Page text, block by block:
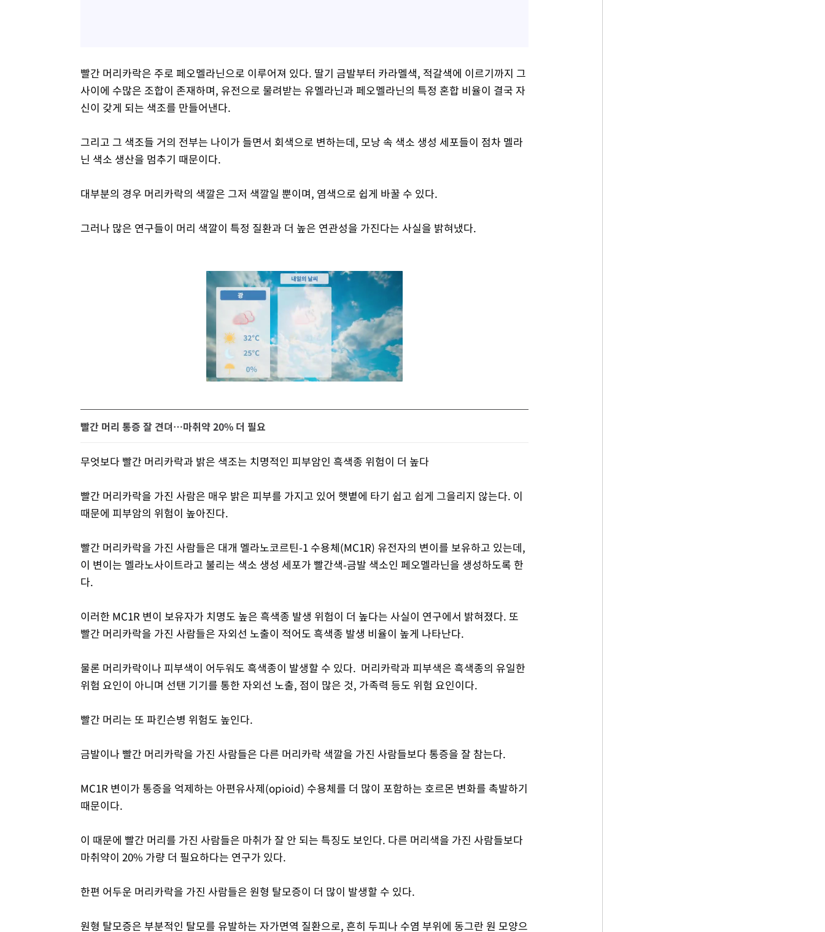
빨간 머리카락은 주로 페오멜라닌으로 이루어져 있다. 딸기 금발부터 카라멜색, 적갈색에 이르기까지 그
사이에 수많은 조합이 존재하며, 유전으로 물려받는 유멜라닌과 페오멜라닌의 특정 혼합 비율이 결국 자
신이 갖게 되는 색조를 만들어낸다.
그리고 그 색조들 거의 전부는 나이가 들면서 회색으로 변하는데, 모낭 속 색소 생성 세포들이 점차 멜라
닌 색소 생산을 멈추기 때문이다.
대부분의 경우 머리카락의 색깔은 그저 색깔일 뿐이며, 염색으로 쉽게 바꿀 수 있다.
그러나 많은 연구들이 머리 색깔이 특정 질환과 더 높은 연관성을 가진다는 사실을 밝혀냈다.
빨간 머리 통증 잘 견뎌…마취약 20% 더 필요
무엇보다 빨간 머리카락과 밝은 색조는 치명적인 피부암인 흑색종 위험이 더 높다
빨간 머리카락을 가진 사람은 매우 밝은 피부를 가지고 있어 햇볕에 타기 쉽고 쉽게 그을리지 않는다. 이
때문에 피부암의 위험이 높아진다.
빨간 머리카락을 가진 사람들은 대개 멜라노코르틴-1 수용체(MC1R) 유전자의 변이를 보유하고 있는데,
이 변이는 멜라노사이트라고 불리는 색소 생성 세포가 빨간색-금발 색소인 페오멜라닌을 생성하도록 한
다.
이러한 MC1R 변이 보유자가 치명도 높은 흑색종 발생 위험이 더 높다는 사실이 연구에서 밝혀졌다. 또
빨간 머리카락을 가진 사람들은 자외선 노출이 적어도 흑색종 발생 비율이 높게 나타난다.
물론 머리카락이나 피부색이 어두워도 흑색종이 발생할 수 있다. 머리카락과 피부색은 흑색종의 유일한
위험 요인이 아니며 선탠 기기를 통한 자외선 노출, 점이 많은 것, 가족력 등도 위험 요인이다.
빨간 머리는 또 파킨슨병 위험도 높인다.
금발이나 빨간 머리카락을 가진 사람들은 다른 머리카락 색깔을 가진 사람들보다 통증을 잘 참는다.
MC1R 변이가 통증을 억제하는 아편유사제(opioid) 수용체를 더 많이 포함하는 호르몬 변화를 촉발하기
때문이다.
이 때문에 빨간 머리를 가진 사람들은 마취가 잘 안 되는 특징도 보인다. 다른 머리색을 가진 사람들보다
마취약이 20% 가량 더 필요하다는 연구가 있다.
한편 어두운 머리카락을 가진 사람들은 원형 탈모증이 더 많이 발생할 수 있다.
원형 탈모증은 부분적인 탈모를 유발하는 자가면역 질환으로, 흔히 두피나 수염 부위에 동그란 원 모양으